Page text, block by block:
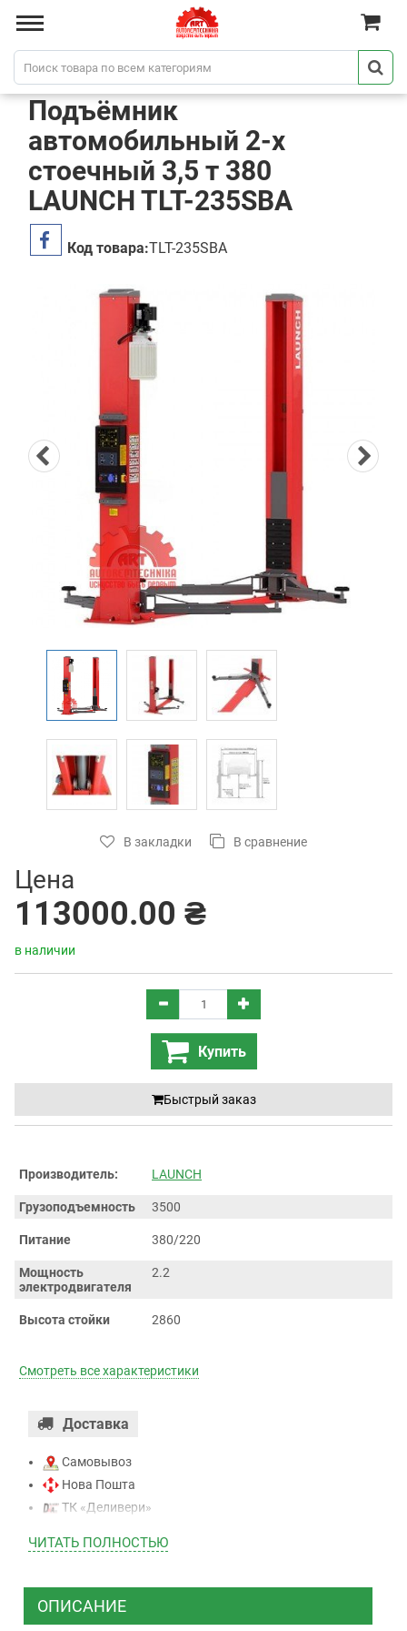
Подъёмник
автомобильный 2-х
стоечный 3,5 т 380
LAUNCH TLT-235SBA
Код товара:TLT-235SBA
В закладки В сравнение
Цена
113000.00 ₴
в наличии
Купить
Быстрый заказ
Производитель: LAUNCH
Грузоподъемность 3500
Питание 380/220
Мощность
электродвигателя
2.2
Высота стойки 2860
Смотреть все характеристики
Доставка
Самовывоз
Нова Пошта
ТК «Деливери»
ТК “Justin”
ТК ”УкрПочта”
ЧИТАТЬ ПОЛНОСТЬЮ
ОПИСАНИЕ